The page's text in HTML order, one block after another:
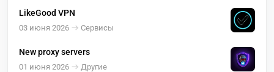
LikeGood VPN
03 июня 2026 Сервисы
New proxy servers
01 июня 2026 Другие